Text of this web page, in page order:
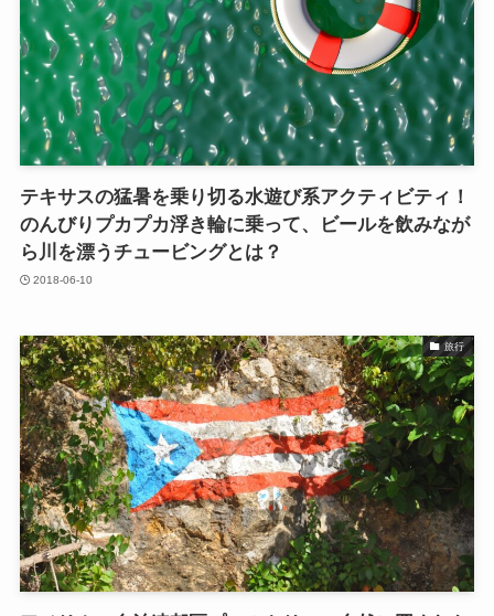
テキサスの猛暑を乗り切る水遊び系アクティビティ！
のんびりプカプカ浮き輪に乗って、ビールを飲みなが
ら川を漂うチュービングとは？
2018-06-10
旅行